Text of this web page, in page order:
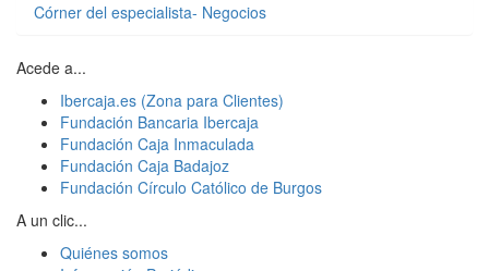
Córner del especialista- Negocios
Acede a...
Ibercaja.es (Zona para Clientes)
Fundación Bancaria Ibercaja
Fundación Caja Inmaculada
Fundación Caja Badajoz
Fundación Círculo Católico de Burgos
A un clic...
Quiénes somos